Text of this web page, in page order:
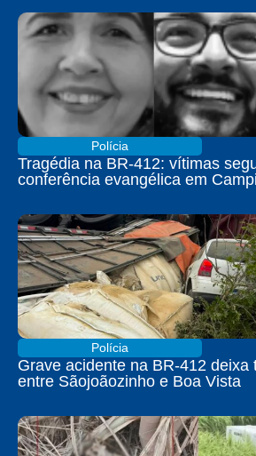
Polícia
Tragédia na BR-412: vítimas
conferência evangélica em
Polícia
Grave acidente na BR-412 deixa
entre Sãojoãozinho e Boa Vista